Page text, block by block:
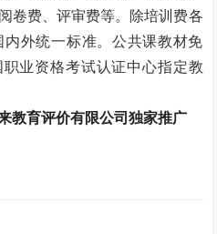
卷费、评审费等。除培训费各
外统一标准。公共课教材免
职业资格考试认证中心指定教
教育评价有限公司独家推广